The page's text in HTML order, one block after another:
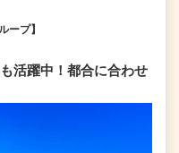
ープ】
活躍中！都合に合わせ